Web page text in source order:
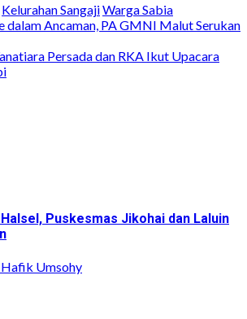
Kelurahan SangajiWarga Sabia
dalam Ancaman, PA GMNI Malut Serukan
Persada dan RKA Ikut Upacara
Puskesmas Jikohai dan Laluin
Umsohy